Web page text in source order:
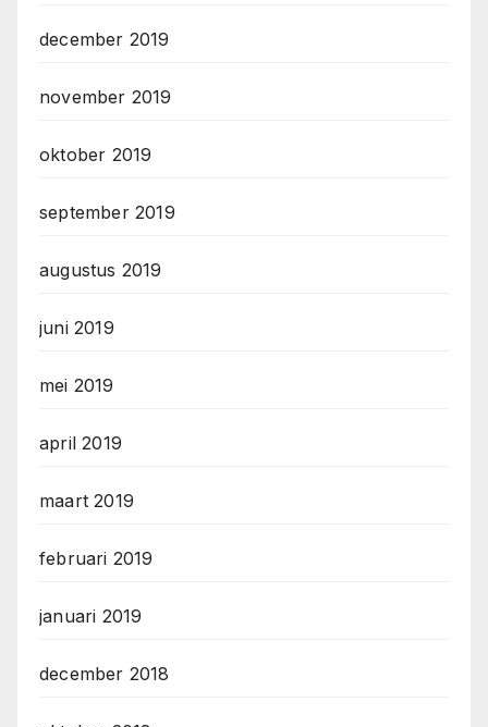
december 2019
november 2019
oktober 2019
september 2019
augustus 2019
juni 2019
mei 2019
april 2019
maart 2019
februari 2019
januari 2019
december 2018